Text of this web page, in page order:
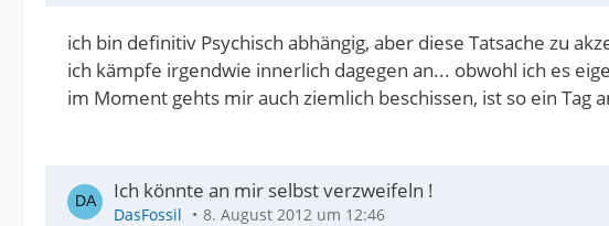
ich bin definitiv Psychisch abhängig, aber diese Tatsache zu
ich kämpfe irgendwie innerlich dagegen an... obwohl ich es
im Moment gehts mir auch ziemlich beschissen, ist so ein
Ich könnte an mir selbst verzweifeln !
DasFossil 8. August 2012 um 12:46